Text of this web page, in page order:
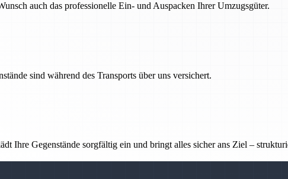
auch das professionelle Ein- und Auspacken Ihrer Umzugsgüter.
sind während des Transports über uns versichert.
Ihre Gegenstände sorgfältig ein und bringt alles sicher ans Ziel –